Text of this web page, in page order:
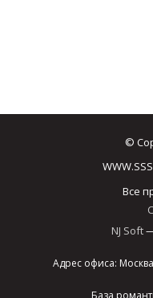
©
Все
NJ Soft—
Адрес офиса:
База